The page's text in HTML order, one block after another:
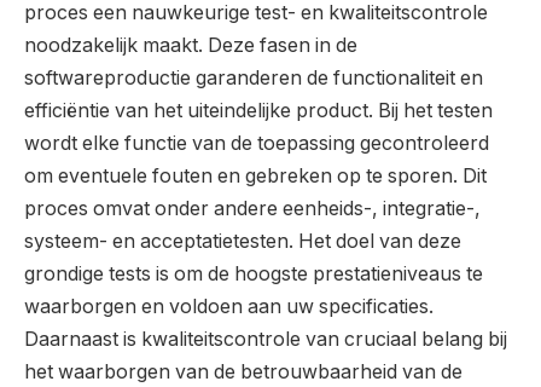
proces een nauwkeurige test- en kwaliteitscontrole
noodzakelijk maakt. Deze fasen in de
softwareproductie garanderen de functionaliteit en
efficiëntie van het uiteindelijke product. Bij het testen
wordt elke functie van de toepassing gecontroleerd
om eventuele fouten en gebreken op te sporen. Dit
proces omvat onder andere eenheids-, integratie-,
systeem- en acceptatietesten. Het doel van deze
grondige tests is om de hoogste prestatieniveaus te
waarborgen en voldoen aan uw specificaties.
Daarnaast is kwaliteitscontrole van cruciaal belang bij
het waarborgen van de betrouwbaarheid van de